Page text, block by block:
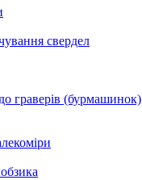
свердел
граверів (бурмашинок)